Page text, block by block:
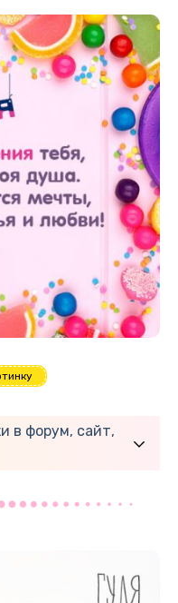
в форум, сайт,